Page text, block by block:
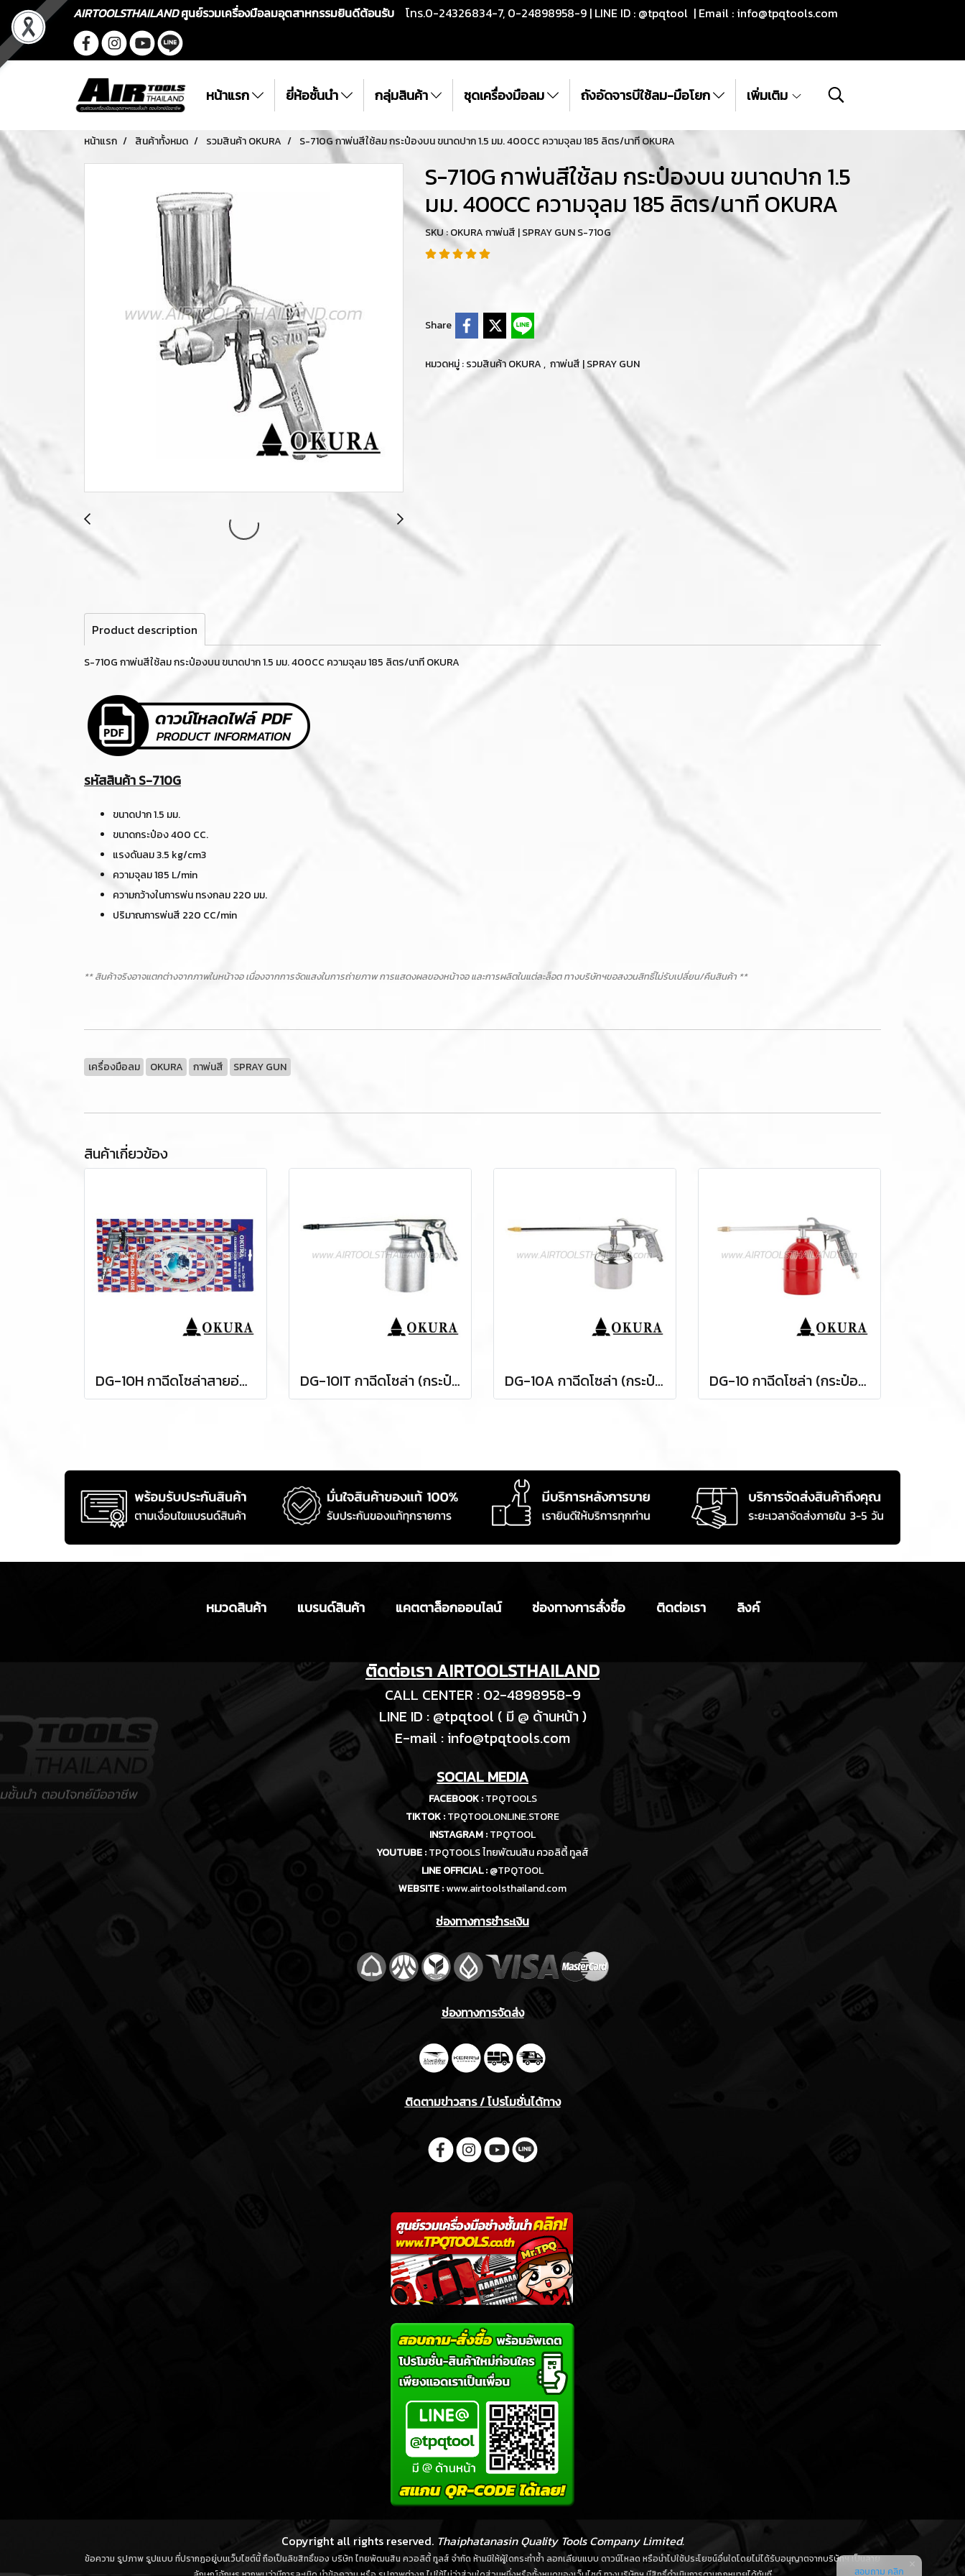
AIRTOOLSTHAILANDศูนย์รวมเครื่องมือลมอุตสาหกรรมยินดีต้อนรับ โทร.0-24326834-7, 0-24898958-9 | LINE ID : @tpqtool | Email : info@tpqtools.com
หน้าแรก ยี่ห้อชั้นนำ กลุ่มสินค้า ชุดเครื่องมือลม ถังอัดจารบีใช้ลม-มือโยก เพิ่มเติม
หน้าแรก สินค้าทั้งหมด รวมสินค้า OKURA S-710G กาพ่นสีใช้ลม กระป๋องบน ขนาดปาก 1.5 มม. 400CC ความจุลม 185 ลิตร/นาที OKURA
S-710G กาพ่นสีใช้ลม กระป๋องบน ขนาดปาก 1.5
มม. 400CC ความจุลม 185 ลิตร/นาที OKURA
SKU : OKURA กาพ่นสี | SPRAY GUN S-710G
Share
หมวดหมู่ :รวมสินค้า OKURA, กาพ่นสี | SPRAY GUN
Product description
S-710G กาพ่นสีใช้ลม กระป๋องบน ขนาดปาก 1.5 มม. 400CC ความจุลม 185 ลิตร/นาที OKURA
รหัสสินค้า S-710G
ขนาดปาก 1.5 มม.
ขนาดกระป๋อง 400 CC.
แรงดันลม 3.5 kg/cm3
ความจุลม 185 L/min
ความกว้างในการพ่น ทรงกลม 220 มม.
ปริมาณการพ่นสี 220 CC/min
** สินค้าจริงอาจแตกต่างจากภาพในหน้าจอ เนื่องจากการจัดแสงในการถ่ายภาพ การแสดงผลของหน้าจอ และการผลิตในแต่ละล็อต ทางบริษัทฯขอสงวนสิทธิ์ไม่รับเปลี่ยน/คืนสินค้า **
เครื่องมือลม OKURA กาพ่นสี SPRAY GUN
สินค้าเกี่ยวข้อง
DG-10H กาฉีดโซล่าสายอ่อน OKURA DG-10IT กาฉีดโซล่า (กระป๋องอลูมิเนียม-ปรับระดับได้) OKURA DG-10A กาฉีดโซล่า (กระป๋องอลูมิเนียม) OKURA DG-10 กาฉีดโซล่า (กระป๋องเหล็ก) OKURA
หมวดสินค้า แบรนด์สินค้า แคตตาล็อกออนไลน์ ช่องทางการสั่งซื้อ ติดต่อเรา ลิงค์
ติดต่อเรา AIRTOOLSTHAILAND
CALL CENTER : 02-4898958-9
LINE ID : @tpqtool ( มี @ ด้านหน้า )
E-mail :info@tpqtools.com
SOCIAL MEDIA
FACEBOOK : TPQTOOLS
TIKTOK :TPQTOOLONLINE.STORE
INSTAGRAM :TPQTOOL
YOUTUBE :TPQTOOLS ไทยพัฒนสิน ควอลิตี้ ทูลส์
LINE OFFICIAL :@TPQTOOL
WEBSITE :www.airtoolsthailand.com
ช่องทางการชำระเงิน
ช่องทางการจัดส่ง
ติดตามข่าวสาร / โปรโมชั่นได้ทาง
Copyright all rights reserved. Thaiphatanasin Quality Tools Company Limited.
ข้อความ รูปภาพ รูปแบบ ที่ปรากฏอยู่บนเว็บไซต์นี้ ถือเป็นลิขสิทธิ์ของ บริษัท ไทยพัฒนสิน ควอลิตี้ ทูลส์ จำกัด ห้ามมิให้ผู้ใดกระทำซ้ำ ลอกเลียนแบบ ดาวน์โหลด หรือนำไปใช้ประโยชน์อื่นใดโดยไม่ได้รับอนุญาตจากบริษัทฯ เป็นลาย
สอบถาม คลิก